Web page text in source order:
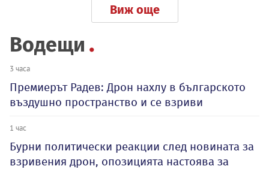
Виж още
Водещи
3 часа
Премиерът Радев: Дрон нахлу в българското
въздушно пространство и се взриви
1 час
Бурни политически реакции след новината за
взривения дрон, опозицията настоява за